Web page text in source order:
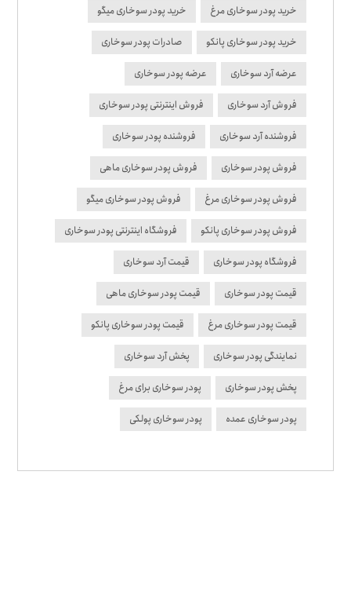
خرید پودر سوخاری مرغ خرید پودر سوخاری میگو
خرید پودر سوخاری پانکو صادرات پودر سوخاری
عرضه آرد سوخاری عرضه پودر سوخاری
فروش آرد سوخاری فروش اینترنتی پودر سوخاری
فروشنده آرد سوخاری فروشنده پودر سوخاری
فروش پودر سوخاری فروش پودر سوخاری ماهی
فروش پودر سوخاری مرغ فروش پودر سوخاری میگو
فروش پودر سوخاری پانکو فروشگاه اینترنتی پودر سوخاری
فروشگاه پودر سوخاری قیمت آرد سوخاری
قیمت پودر سوخاری قیمت پودر سوخاری ماهی
قیمت پودر سوخاری مرغ قیمت پودر سوخاری پانکو
نمایندگی پودر سوخاری پخش آرد سوخاری
پخش پودر سوخاری پودر سوخاری برای مرغ
پودر سوخاری عمده پودر سوخاری پولکی